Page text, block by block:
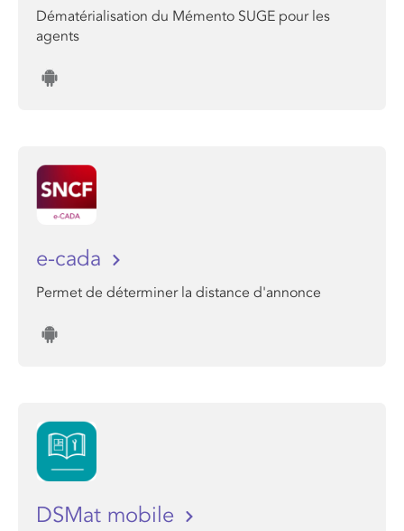
Dématérialisation du Mémento SUGE pour les
agents
e-cada
Permet de déterminer la distance d'annonce
DSMat mobile